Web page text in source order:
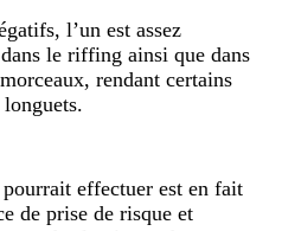
l’un est assez
le riffing ainsi que dans
rendant certains
effectuer est en fait
de prise de risque et